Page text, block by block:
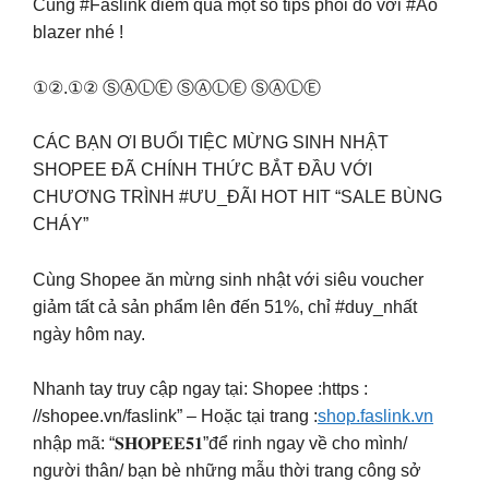
Cùng #Faslink điểm qua một số tips phối đồ với #Áo
blazer nhé !
①②.①② ⓈⒶⓁⒺ ⓈⒶⓁⒺ ⓈⒶⓁⒺ
CÁC BẠN ƠI BUỔI TIỆC MỪNG SINH NHẬT
SHOPEE ĐÃ CHÍNH THỨC BẮT ĐẦU VỚI
CHƯƠNG TRÌNH #ƯU_ĐÃI HOT HIT “SALE BÙNG
CHÁY”
Cùng Shopee ăn mừng sinh nhật với siêu voucher
giảm tất cả sản phẩm lên đến 51%, chỉ #duy_nhất
ngày hôm nay.
Nhanh tay truy cập ngay tại: Shopee :https :
//shopee.vn/faslink” – Hoặc tại trang :shop.faslink.vn
nhập mã: “𝐒𝐇𝐎𝐏𝐄𝐄𝟓𝟏”để rinh ngay về cho mình/
người thân/ bạn bè những mẫu thời trang công sở